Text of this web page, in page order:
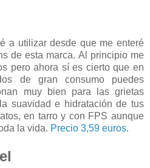
a utilizar desde que me enteré
de esta marca. Al principio me
pero ahora sí es cierto que en
de gran consumo puedes
muy bien para las grietas
suavidad e hidratación de tus
en tarro y con FPS aunque
la vida. Precio 3,59 euros.